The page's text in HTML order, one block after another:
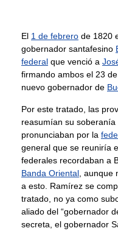
El 1 de febrero de 1820
gobernador santafesino
federal que venció a
firmando ambos el 23
nuevo gobernador de
Por este tratado, las
reasumían su
pronunciaban por la
general que se reuniría
federales recordaban a
Banda Oriental ,
a esto. Ramírez se
tratado, no ya como
aliado del “gobernador
secreta, el gobernador